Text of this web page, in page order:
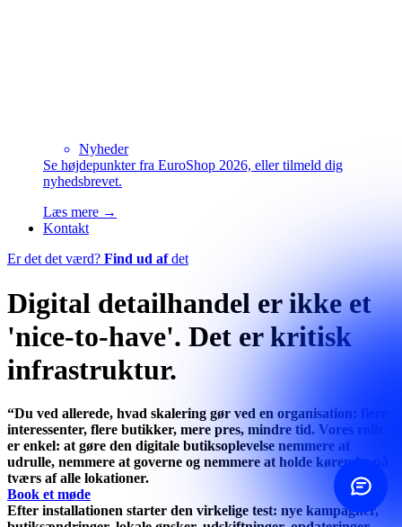
Nyheder
Se højdepunkter fra EuroShop 2026, eller tilmeld dig
nyhedsbrevet.
Læs mere →
Kontakt
Er det det værd? Find ud afdet
Digital detailhandel er ikke et
'nice-to-have'. Det er kritisk
infrastruktur.
“Du ved allerede, hvad skalering gør ved en organisation: flere
interessenter, flere butikker, mere pres, mindre tid. Vores rolle
er enkel: at gøre den digitale butiksoplevelse nemmere at
udrulle, nemmere at governe og nemmere at holde kørende, på
tværs af alle lokationer.
Book et møde
Efter installationen starter den virkelige test: nye kampagner,
Ring til os
+45 60 20 44 20
Send mail
Svar samme dag
ROI-beregner
Se din besparelse